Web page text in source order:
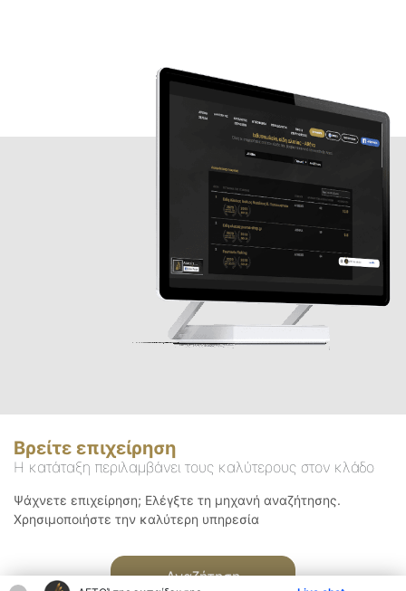
Βρείτε επιχείρηση
Η κατάταξη περιλαμβάνει τους καλύτερους στον κλάδο
Ψάχνετε επιχείρηση; Ελέγξτε τη μηχανή αναζήτησης.
Χρησιμοποιήστε την καλύτερη υπηρεσία
Αναζήτηση